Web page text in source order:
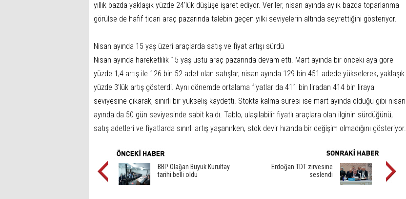
yıllık bazda yaklaşık yüzde 24'lük düşüşe işaret ediyor. Veriler, nisan ayında aylık bazda toparlanma
görülse de hafif ticari araç pazarında talebin geçen yılki seviyelerin altında seyrettiğini gösteriyor.
Nisan ayında 15 yaş üzeri araçlarda satış ve fiyat artışı sürdü
Nisan ayında hareketlilik 15 yaş üstü araç pazarında devam etti. Mart ayında bir önceki aya göre
yüzde 1,4 artış ile 126 bin 52 adet olan satışlar, nisan ayında 129 bin 451 adede yükselerek, yaklaşık
yüzde 3'lük artış gösterdi. Aynı dönemde ortalama fiyatlar da 411 bin liradan 414 bin liraya
seviyesine çıkarak, sınırlı bir yükseliş kaydetti. Stokta kalma süresi ise mart ayında olduğu gibi nisan
ayında da 50 gün seviyesinde sabit kaldı. Tablo, ulaşılabilir fiyatlı araçlara olan ilginin sürdüğünü,
satış adetleri ve fiyatlarda sınırlı artış yaşanırken, stok devir hızında bir değişim olmadığını gösteriyor.
BBP Olağan Büyük Kurultay
tarihi belli oldu
Erdoğan TDT zirvesine
seslendi